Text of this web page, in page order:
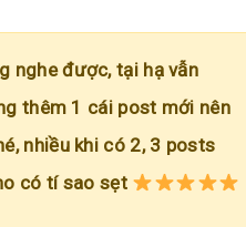
nghe được, tại hạ vẫn
thêm 1 cái post mới nên
nhiều khi có 2, 3 posts
có tí sao sẹt